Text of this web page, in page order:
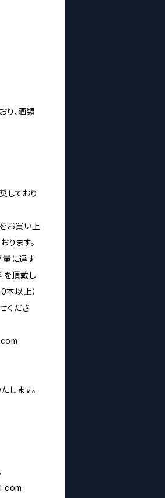
、酒類
しており
お買い上
ます。
量に達す
を頂戴し
本以上）
くださ
します。